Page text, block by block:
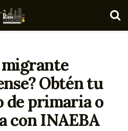
migrante
Obtén tu
primaria o
con INAEBA